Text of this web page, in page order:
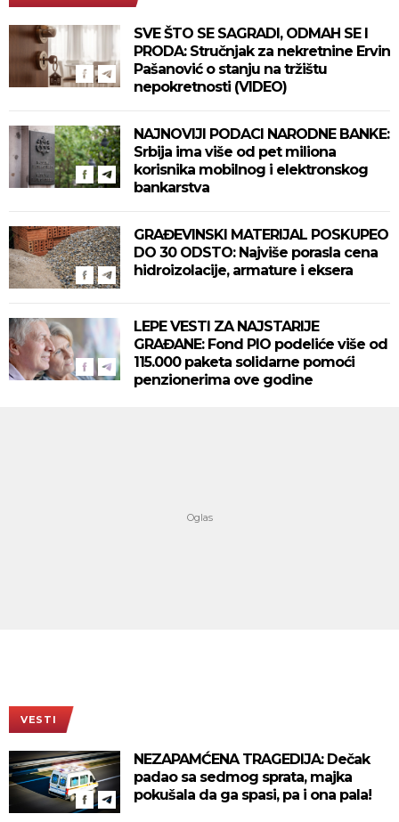
SVE ŠTO SE SAGRADI, ODMAH SE I
PRODA: Stručnjak za nekretnine Ervin
Pašanović o stanju na tržištu
nepokretnosti (VIDEO)
NAJNOVIJI PODACI NARODNE BANKE:
Srbija ima više od pet miliona
korisnika mobilnog i elektronskog
bankarstva
GRAĐEVINSKI MATERIJAL POSKUPEO
DO 30 ODSTO: Najviše porasla cena
hidroizolacije, armature i eksera
LEPE VESTI ZA NAJSTARIJE
GRAĐANE: Fond PIO podeliće više od
115.000 paketa solidarne pomoći
penzionerima ove godine
VESTI
NEZAPAMĆENA TRAGEDIJA: Dečak
padao sa sedmog sprata, majka
pokušala da ga spasi, pa i ona pala!